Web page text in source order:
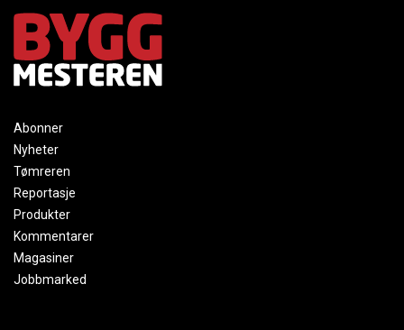
Abonner
Nyheter
Tømreren
Reportasje
Produkter
Kommentarer
Magasiner
Jobbmarked